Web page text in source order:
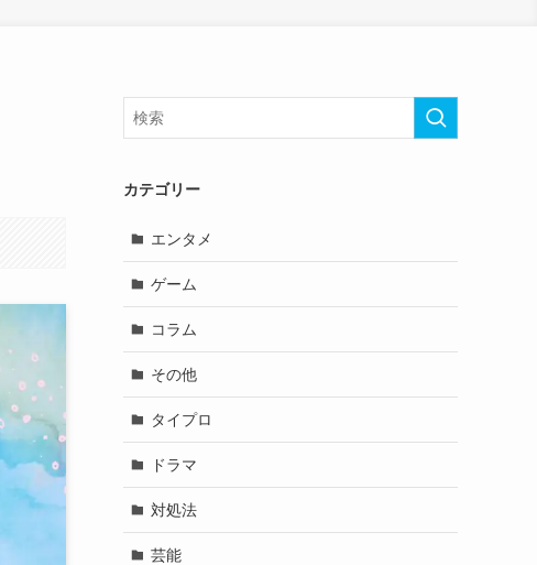
カテゴリー
エンタメ
ゲーム
コラム
その他
タイプロ
ドラマ
対処法
芸能